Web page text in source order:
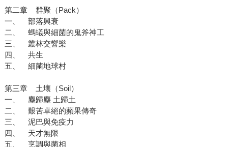
第二章 群聚（Pack）
一、 部落興衰
二、 螞蟻與細菌的鬼斧神工
三、 叢林交響樂
四、 共生
五、 細菌地球村
第三章 土壤（Soil）
一、 塵歸塵 土歸土
二、 艱苦卓絕的蘋果傳奇
三、 泥巴與免疫力
四、 天才無限
五、 烹調與菌相